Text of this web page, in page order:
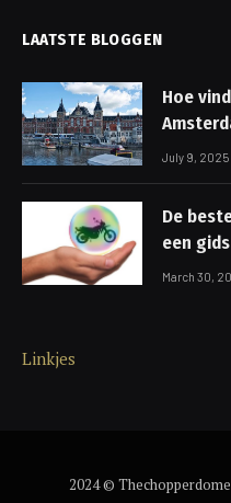
LAATSTE BLOGGEN
Hoe
July 9, 2025
De
een gids
March 30,
Linkjes
2024 ©